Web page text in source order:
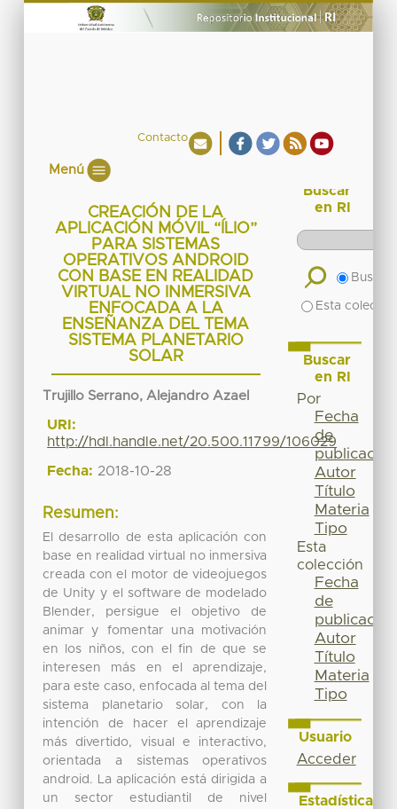
Contacto
Menú
CREACIÓN DE LA
APLICACIÓN MÓVIL “ÍLIO”
PARA SISTEMAS
OPERATIVOS ANDROID
CON BASE EN REALIDAD
VIRTUAL NO INMERSIVA
ENFOCADA A LA
ENSEÑANZA DEL TEMA
SISTEMA PLANETARIO
SOLAR
Trujillo Serrano, Alejandro Azael
URI:
http://hdl.handle.net/20.500.11799/106029
Fecha: 2018-10-28
Resumen:
El desarrollo de esta aplicación con
base en realidad virtual no inmersiva
creada con el motor de videojuegos
de Unity y el software de modelado
Blender, persigue el objetivo de
animar y fomentar una motivación
en los niños, con el fin de que se
interesen más en el aprendizaje,
para este caso, enfocada al tema del
sistema planetario solar, con la
intención de hacer el aprendizaje
más divertido, visual e interactivo,
orientada a sistemas operativos
android. La aplicación está dirigida a
un sector estudiantil de nivel
Buscar
en RI
Buscar
Esta
Buscar
en RI
Por
Fecha
de
publicación
Autor
Título
Materia
Tipo
Esta
colección
Fecha
de
publicación
Autor
Título
Materia
Tipo
Usuario
Acceder
Estadísticas